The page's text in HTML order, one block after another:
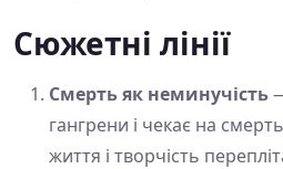
Сюжетні лінії
Смерть як неминучість
гангрени і чекає на
життя і творчість